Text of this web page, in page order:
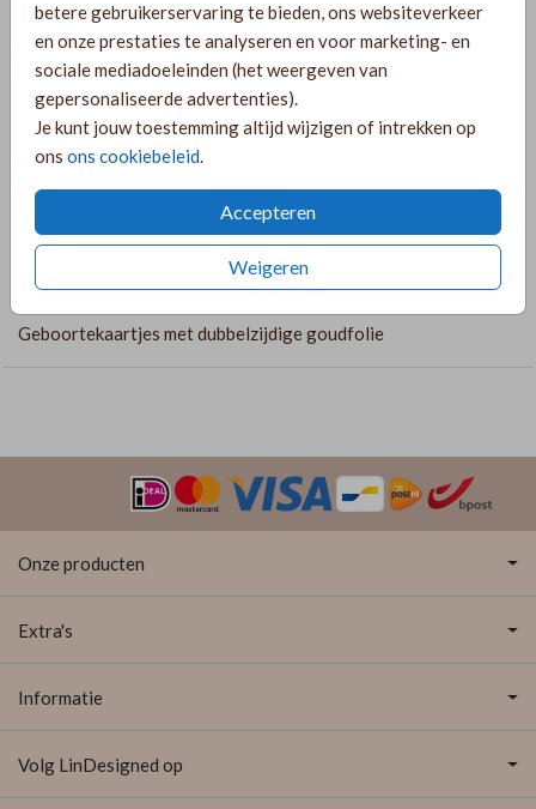
betere gebruikerservaring te bieden, ons websiteverkeer
en onze prestaties te analyseren en voor marketing- en
sociale mediadoeleinden (het weergeven van
gepersonaliseerde advertenties).
Je kunt jouw toestemming altijd wijzigen of intrekken op
ons ons cookiebeleid.
Accepteren
Weigeren
PRODUCTINFORMATIE
OMSCHRIJVING
Lief geboortekaartje voor een meisje in een roze kleur met
kaart naar wens aan en kies eventueel voor een andere line
art!
COLLECTIE
Geboortekaartjes met dubbelzijdige goudfolie
Onze producten
Extra's
Informatie
Volg LinDesigned op